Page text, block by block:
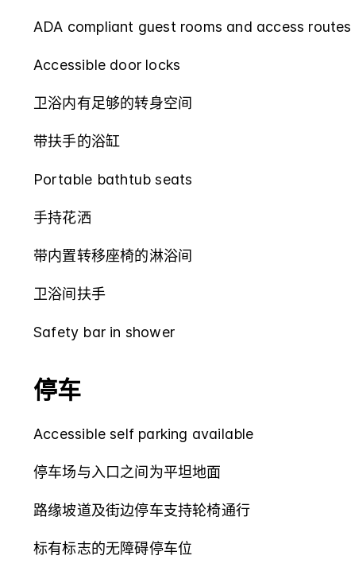
ADA compliant guest rooms and access routes
Accessible door locks
卫浴内有足够的转身空间
带扶手的浴缸
Portable bathtub seats
手持花洒
带内置转移座椅的淋浴间
卫浴间扶手
Safety bar in shower
停车
Accessible self parking available
停车场与入口之间为平坦地面
路缘坡道及街边停车支持轮椅通行
标有标志的无障碍停车位